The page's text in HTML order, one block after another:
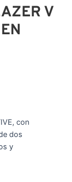
V
con
dos
y